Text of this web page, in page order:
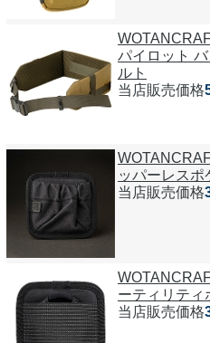
パイロット
ルト
当店販売価格
ッパーレスポ
当店販売価格
ーティリテ
当店販売価格